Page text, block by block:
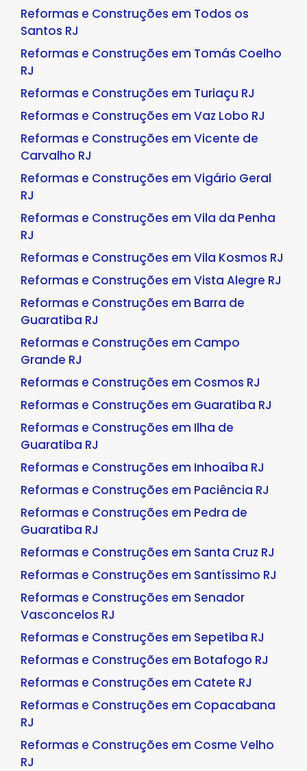
Reformas e Construções em Todos os
Santos RJ
Reformas e Construções em Tomás Coelho
RJ
Reformas e Construções em Turiaçu RJ
Reformas e Construções em Vaz Lobo RJ
Reformas e Construções em Vicente de
Carvalho RJ
Reformas e Construções em Vigário Geral
RJ
Reformas e Construções em Vila da Penha
RJ
Reformas e Construções em Vila Kosmos RJ
Reformas e Construções em Vista Alegre RJ
Reformas e Construções em Barra de
Guaratiba RJ
Reformas e Construções em Campo
Grande RJ
Reformas e Construções em Cosmos RJ
Reformas e Construções em Guaratiba RJ
Reformas e Construções em Ilha de
Guaratiba RJ
Reformas e Construções em Inhoaíba RJ
Reformas e Construções em Paciência RJ
Reformas e Construções em Pedra de
Guaratiba RJ
Reformas e Construções em Santa Cruz RJ
Reformas e Construções em Santíssimo RJ
Reformas e Construções em Senador
Vasconcelos RJ
Reformas e Construções em Sepetiba RJ
Reformas e Construções em Botafogo RJ
Reformas e Construções em Catete RJ
Reformas e Construções em Copacabana
RJ
Reformas e Construções em Cosme Velho
RJ